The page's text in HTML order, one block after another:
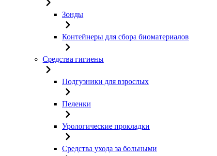
Зонды
Контейнеры для сбора биоматериалов
Средства гигиены
Подгузники для взрослых
Пеленки
Урологические прокладки
Средства ухода за больными